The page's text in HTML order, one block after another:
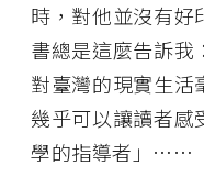
時，對他並沒有好
書總是這麼告訴我
對臺灣的現實生活
幾乎可以讓讀者感
學的指導者」……